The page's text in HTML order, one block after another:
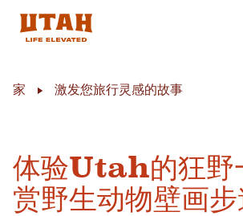
家 激发您旅行灵感的故事
体验Utah的狂野
赏野生动物壁画步